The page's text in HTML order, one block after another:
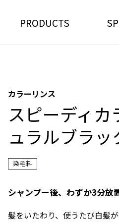
PRODUCTS
カラーリンス
スピーディ
ュラルブラッ
染毛料
シャンプー後、わずか3分放
髪をいたわり、使うたび白髪